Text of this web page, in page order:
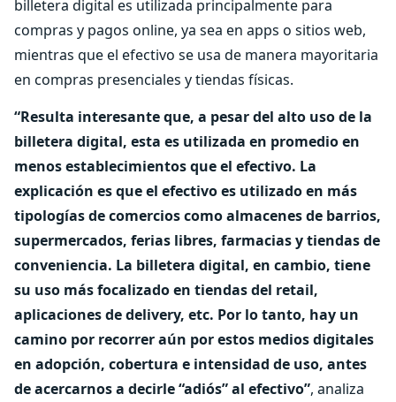
billetera digital es utilizada principalmente para
compras y pagos online, ya sea en apps o sitios web,
mientras que el efectivo se usa de manera mayoritaria
en compras presenciales y tiendas físicas.
“Resulta interesante que, a pesar del alto uso de la
billetera digital, esta es utilizada en promedio en
menos establecimientos que el efectivo. La
explicación es que el efectivo es utilizado en más
tipologías de comercios como almacenes de barrios,
supermercados, ferias libres, farmacias y tiendas de
conveniencia. La billetera digital, en cambio, tiene
su uso más focalizado en tiendas del retail,
aplicaciones de delivery, etc. Por lo tanto, hay un
camino por recorrer aún por estos medios digitales
en adopción, cobertura e intensidad de uso, antes
de acercarnos a decirle “adiós” al efectivo”, analiza